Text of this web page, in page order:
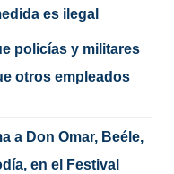
es ilegal
policías y militares
otros empleados
a Don Omar, Beéle,
en el Festival